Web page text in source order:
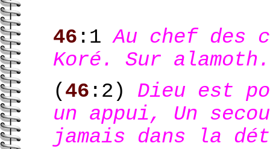
46 :1Au chef des
Koré. Sur
( 46 :2) Dieu est
un appui, Un
jamais dans la